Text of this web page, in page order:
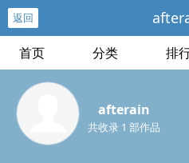
返回
首页 分类 排
afterain
共收录 1 部作品